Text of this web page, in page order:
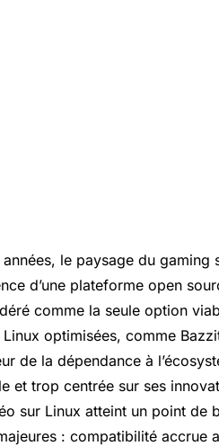
le paysage du
d’une plateforme open
comme la seule option
optimisées, comme
de la dépendance à
et trop centrée sur ses
sur Linux atteint un point de
: compatibilité accrue